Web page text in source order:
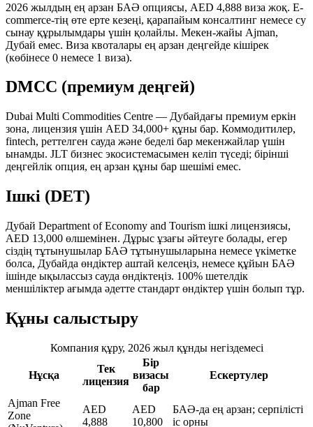
2026 жылдың ең арзан БАӘ опциясы, AED 4,888 виза жоқ. E-
commerce-тің өте ерте кезеңі, қарапайым консалтинг немесе су
сынау құрылымдары үшін қолайлы. Мекен-жайы Ajman,
Дубай емес. Виза квоталары ең арзан деңгейде кішірек
(көбінесе 0 немесе 1 виза).
DMCC (премиум деңгей)
Dubai Multi Commodities Centre — Дубайдағы премиум еркін
зона, лицензия үшін AED 34,000+ құны бар. Коммодитилер,
fintech, реттелген сауда және беделі бар мекенжайлар үшін
ынамды. JLT бизнес экосистемасымен келіп түседі; бірінші
деңгейлік опция, ең арзан құны бар шешімі емес.
Ішкі (DET)
Дубай Department of Economy and Tourism ішкі лицензиясы,
AED 13,000 өлшемінен. Дұрыс ұзағы әйтеуге болады, егер
сіздің тұтынушылар БАӘ тұтынушыларына немесе үкіметке
болса, Дубайда өндіктер аштай келсеңіз, немесе құйын БАӘ
ішінде ықылассыз сауда өндіктеңіз. 100% шетелдік
меншіліктер ағымда әдетте стандарт өндіктер үшін болып тұр.
Құны салыстыру
Компания құру, 2026 жыл құнды негіздемесі
Нұсқа
Тек
лицензия
Бір
визасы
бар
Ескертулер
Ajman Free
Zone
AED
4,888
AED
10,800
БАӘ-да ең арзан; серпілісті
іс орны